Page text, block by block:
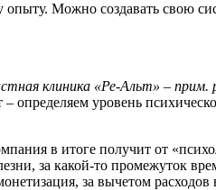
Можно создавать свою
клиника «Ре-Альт» – прим.
определяем уровень
в итоге получит от
за какой-то промежуток
за вычетом расходов